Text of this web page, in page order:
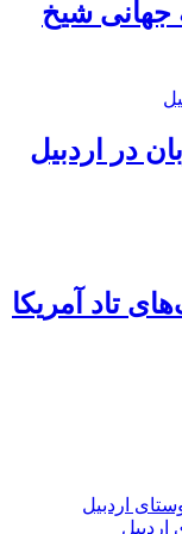
جهانی شیخ
در اردبیل
تاد آمریکا